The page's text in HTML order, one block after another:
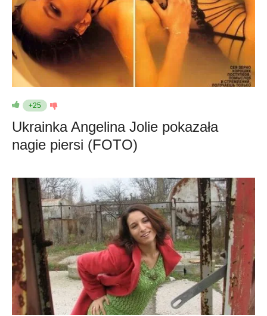
+25
Ukrainka Angelina Jolie pokazała
nagie piersi (FOTO)